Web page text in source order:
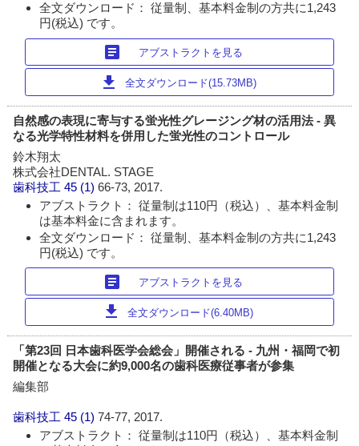
全文ダウンロード： 従量制、基本料金制の方共に1,243
円(税込) です。
article アブストラクトを見る
download 全文ダウンロード(15.73MB)
自然感の表現に寄与する蛍光性グレージング材の活用法 - 異
なる光学特性材料を併用した蛍光性のコントロール
鈴木翔太
株式会社DENTAL. STAGE
歯科技工 45 (1)66-73, 2017.
アブストラクト： 従量制は110円（税込）、基本料金制
は基本料金に含まれます。
全文ダウンロード： 従量制、基本料金制の方共に1,243
円(税込) です。
article アブストラクトを見る
download 全文ダウンロード(6.40MB)
「第23回 日本歯科医学会総会」開催される - 九州・福岡で初
開催となる大会に約9,000名の歯科医療従事者が参集
編集部
歯科技工 45 (1)74-77, 2017.
アブストラクト： 従量制は110円（税込）、基本料金制